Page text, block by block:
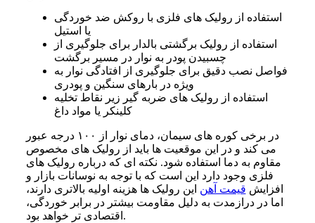
استفاده از رولیک های فلزی با روکش ضد خوردگی
یا استیل
استفاده از رولیک برگشتی بالدار برای جلوگیری از
چسبیدن پودر به نوار در مسیر برگشت
فواصل نصب دقیق برای جلوگیری از افتادگی نوار به
ویژه در بارهای سنگین و پودری
استفاده از رولیک های ضربه گیر زیر نقاط تخلیه
کلینکر یا مواد داغ
در برخی کوره های سیمان، دمای نوار از ۱۰۰ درجه عبور
می کند و در این موقعیت ها باید از رولیک های مخصوص
مقاوم به دما استفاده شود. نکته ای که درباره رولیک های
فلزی وجود دارد این است که با توجه به نوسانات بازار و
افزایش قیمت آهن این رولیک ها هزینه اولیه بالاتری دارند،
اما در درازمدت به دلیل مقاومت بیشتر در برابر خوردگی،
اقتصادی تر خواهد بود.